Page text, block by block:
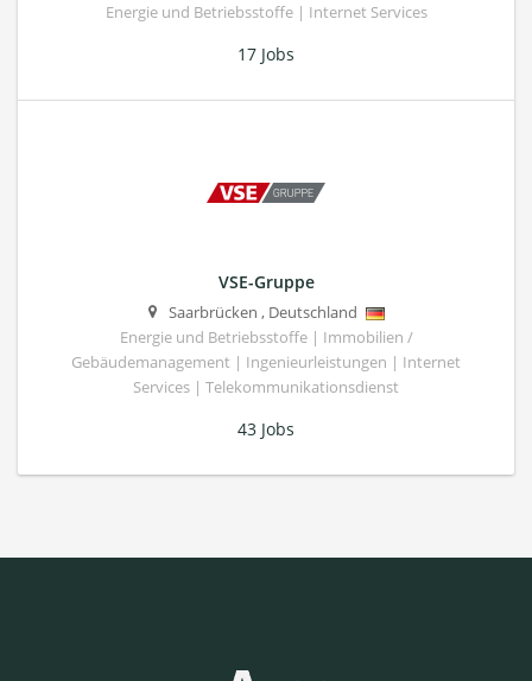
Energie und Betriebsstoffe | Internet Services
17 Jobs
VSE-Gruppe
Saarbrücken , Deutschland
Energie und Betriebsstoffe | Immobilien /
Gebäudemanagement | Ingenieurleistungen | Internet
Services | Telekommunikationsdienst
43 Jobs